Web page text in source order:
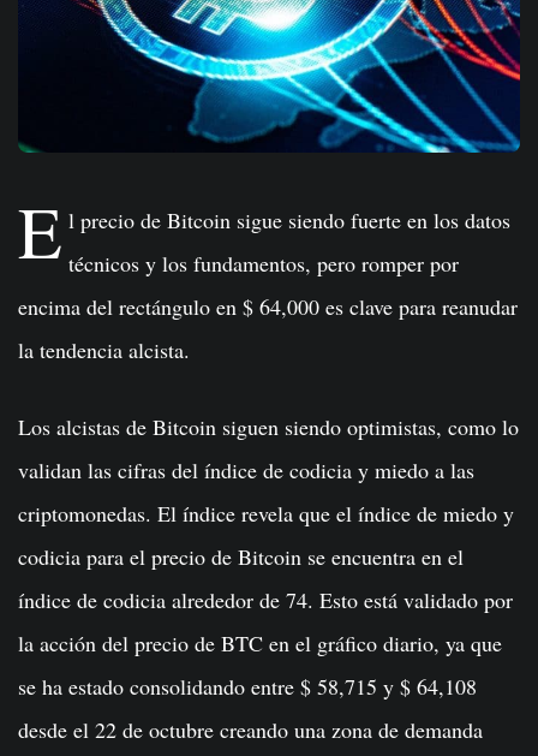
E l precio de Bitcoin sigue siendo fuerte en los datos
técnicos y los fundamentos, pero romper por
encima del rectángulo en $ 64,000 es clave para reanudar
la tendencia alcista.
Los alcistas de Bitcoin siguen siendo optimistas, como lo
validan las cifras del índice de codicia y miedo a las
criptomonedas. El índice revela que el índice de miedo y
codicia para el precio de Bitcoin se encuentra en el
índice de codicia alrededor de 74. Esto está validado por
la acción del precio de BTC en el gráfico diario, ya que
se ha estado consolidando entre $ 58,715 y $ 64,108
desde el 22 de octubre creando una zona de demanda